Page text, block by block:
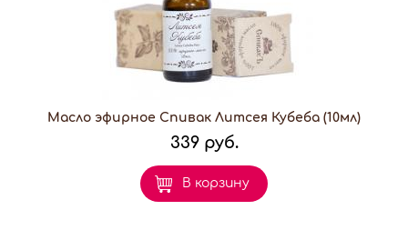
Масло эфирное Спивак Литсея Кубеба (10мл)
339 руб.
В корзину